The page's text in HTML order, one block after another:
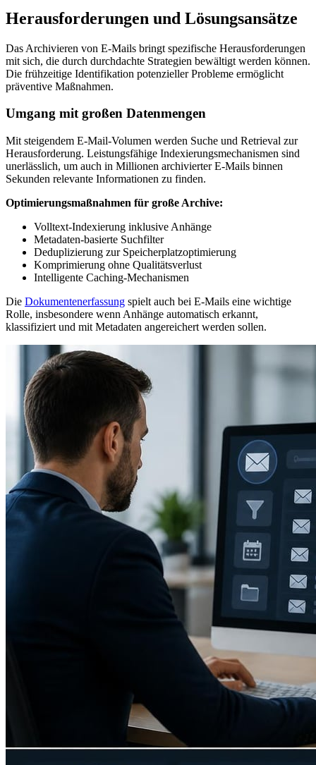
Herausforderungen und Lösungsansätze
Das Archivieren von E-Mails bringt spezifische Herausforderungen
mit sich, die durch durchdachte Strategien bewältigt werden können.
Die frühzeitige Identifikation potenzieller Probleme ermöglicht
präventive Maßnahmen.
Umgang mit großen Datenmengen
Mit steigendem E-Mail-Volumen werden Suche und Retrieval zur
Herausforderung. Leistungsfähige Indexierungsmechanismen sind
unerlässlich, um auch in Millionen archivierter E-Mails binnen
Sekunden relevante Informationen zu finden.
Optimierungsmaßnahmen für große Archive:
Volltext-Indexierung inklusive Anhänge
Metadaten-basierte Suchfilter
Deduplizierung zur Speicherplatzoptimierung
Komprimierung ohne Qualitätsverlust
Intelligente Caching-Mechanismen
Die Dokumentenerfassung spielt auch bei E-Mails eine wichtige
Rolle, insbesondere wenn Anhänge automatisch erkannt,
klassifiziert und mit Metadaten angereichert werden sollen.